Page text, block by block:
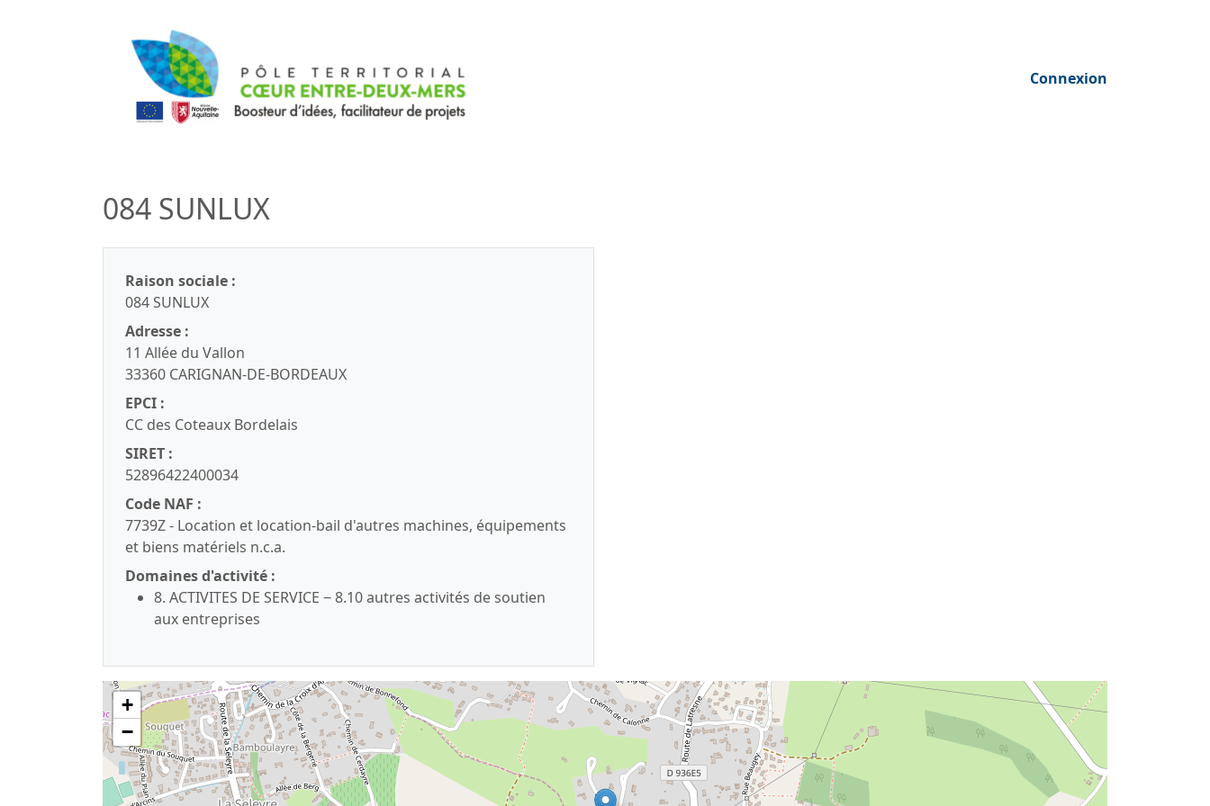
Connexion
084 SUNLUX
Raison sociale :
084 SUNLUX
Adresse :
11 Allée du Vallon
33360 CARIGNAN-DE-BORDEAUX
EPCI :
CC des Coteaux Bordelais
SIRET :
52896422400034
Code NAF :
7739Z - Location et location-bail d'autres machines, équipements
et biens matériels n.c.a.
Domaines d'activité :
8. ACTIVITES DE SERVICE ‒ 8.10 autres activités de soutien
aux entreprises
+
−